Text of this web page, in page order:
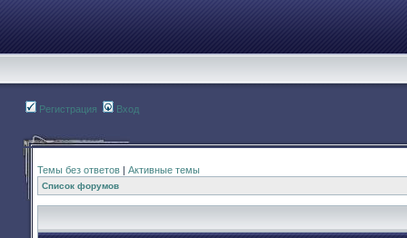
Регистрация Вход
Темы без ответов | Активные темы
Список форумов